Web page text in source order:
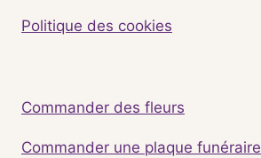
Politique des cookies
Commander des fleurs
Commander une plaque funéraire